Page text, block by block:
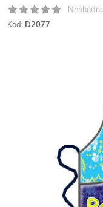
Kód: D2077